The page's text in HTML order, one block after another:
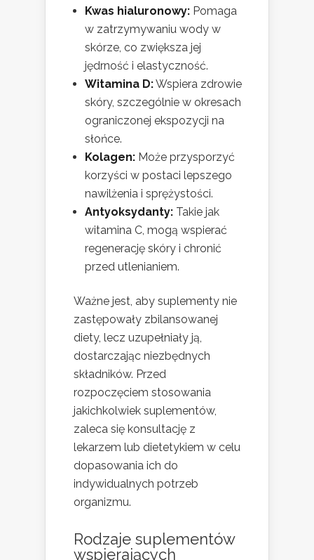
Kwas hialuronowy: Pomaga
w zatrzymywaniu wody w
skórze, co zwiększa jej
jędrność i elastyczność.
Witamina D:Wspiera zdrowie
skóry, szczególnie w okresach
ograniczonej ekspozycji na
słońce.
Kolagen: Może przysporzyć
korzyści w postaci lepszego
nawilżenia i sprężystości.
Antyoksydanty: Takie jak
witamina C, mogą wspierać
regenerację skóry i chronić
przed utlenianiem.
Ważne jest, aby suplementy nie
zastępowały zbilansowanej
diety, lecz uzupełniały ją,
dostarczając niezbędnych
składników. Przed
rozpoczęciem stosowania
jakichkolwiek suplementów,
zaleca się konsultację z
lekarzem lub dietetykiem w celu
dopasowania ich do
indywidualnych potrzeb
organizmu.
Rodzaje suplementów
wspierających